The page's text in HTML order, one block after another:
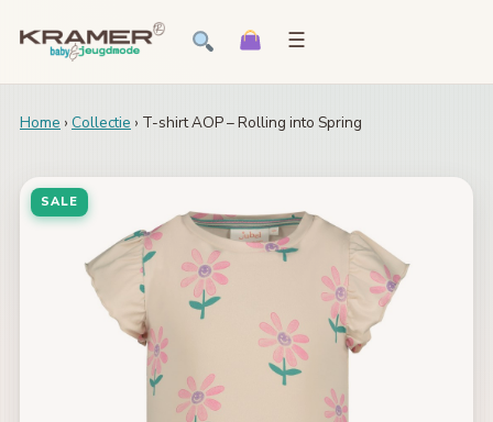
☰
Home › Collectie › T-shirt AOP – Rolling into Spring
SALE